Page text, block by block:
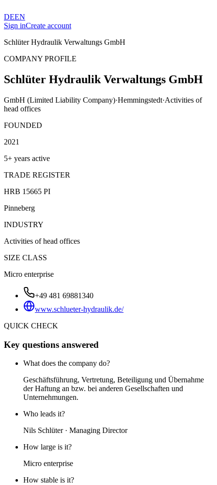
DEEN
Sign inCreate account
Schlüter Hydraulik Verwaltungs GmbH
COMPANY PROFILE
Schlüter Hydraulik Verwaltungs GmbH
GmbH (Limited Liability Company)·Hemmingstedt·Activities of
head offices
FOUNDED
2021
5+ years active
TRADE REGISTER
HRB 15665 PI
Pinneberg
INDUSTRY
Activities of head offices
SIZE CLASS
Micro enterprise
+49 481 69881340
www.schlueter-hydraulik.de/
QUICK CHECK
Key questions answered
What does the company do?
Geschäftsführung, Vertretung, Beteiligung und Übernahme
der Haftung an bzw. bei anderen Gesellschaften und
Unternehmungen.
Who leads it?
Nils Schlüter · Managing Director
How large is it?
Micro enterprise
How stable is it?